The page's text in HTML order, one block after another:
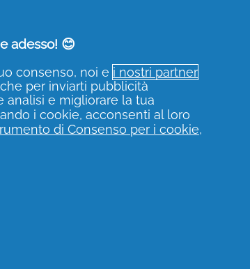
adesso! 😊
consenso, noi e i nostri partner
per inviarti pubblicità
analisi e migliorare la tua
i cookie, acconsenti al loro
di Consenso per i cookie,